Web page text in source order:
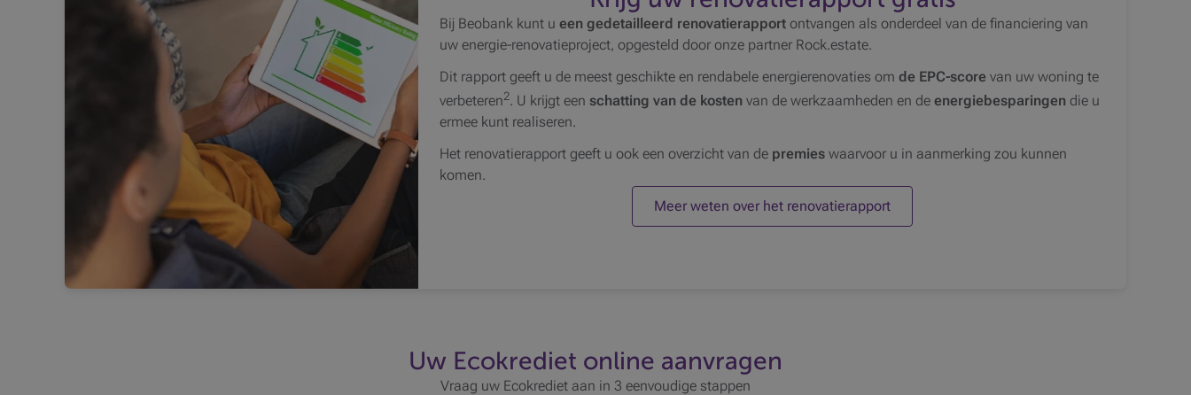
Bij Beobank kunt ueen gedetailleerd renovatierapport ontvangen als onderdeel van de financiering van
uw energie-renovatieproject, opgesteld door onze partner Rock.estate.
Dit rapport geeft u de meest geschikte en rendabele energierenovaties omde EPC-score van uw woning te
verbeteren2. U krijgt een schatting van de kosten van de werkzaamheden en deenergiebesparingendie u
ermee kunt realiseren.
Het renovatierapport geeft u ook een overzicht van de premieswaarvoor u in aanmerking zou kunnen
komen.
Meer weten over het renovatierapport
Uw Ecokrediet online aanvragen
Vraag uw Ecokrediet aan in 3 eenvoudige stappen